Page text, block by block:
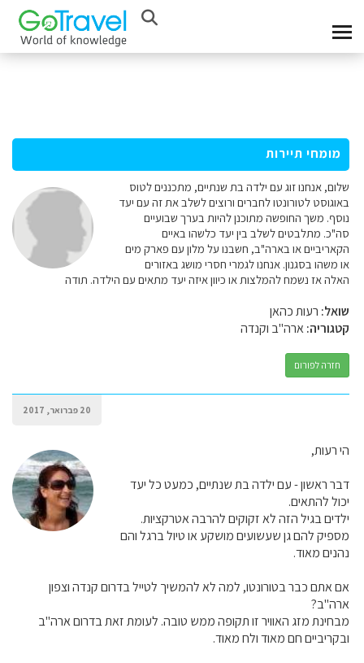
מומחי תיירות
שלום, אנחנו זוג עם ילדה בת שנתיים, מתכננים לטוס
באוגוסט לטורונטו לחברים ורוצים לשלב את זה עם יעד
נוסף. משך החופשה מתוכנן להיות בערך שבועיים
סה"כ. מתלבטים לשלב בין יעד כלשהו באיים
הקאריביים או בארה"ב, חשבנו על מלון עם פארק מים
או משהו בסגנון. אנחנו לגמרי חסרי מושג באזורים
האלה אז נשמח להמלצות או כיוון איזה יעד מתאים עם הילדה. תודה
שואל: רעות כהאן
קטגוריה:ארה"ב וקנדה
חזרה לפורום
20 פברואר, 2017
הי רעות,
דבר ראשון - עם ילדה בת שנתיים, כמעט כל יעד
יכול להתאים.
ילדים בגיל הזה לא זקוקים להרבה אטרקציות.
מספיק להם גן שעשועים מושקע או טיול ברגל והם
נהנים מאוד.
אם אתם כבר בטורונטו, למה לא להמשיך לטייל בדרום קנדה וצפון
ארה"ב?
מבחינת מזג האוויר זו תקופה ממש טובה. לעומת זאת בדרום ארה"ב
ובקריביים חם מאוד ולח מאוד.